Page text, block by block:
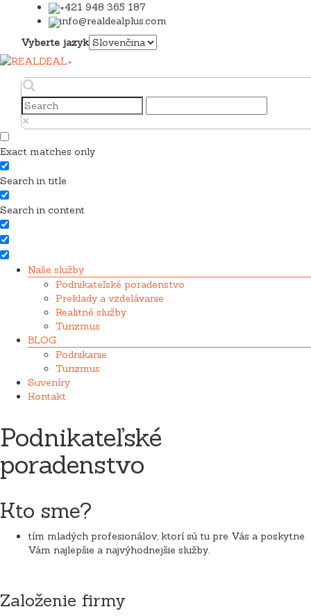
+421 948 365 187
info@realdealplus.com
Vyberte jazyk
Exact matches only
Search in title
Search in content
Naše služby
Podnikateľské poradenstvo
Preklady a vzdelávanie
Realitné služby
Turizmus
BLOG
Podnikanie
Turizmus
Suveníry
Kontakt
Podnikateľské
poradenstvo
Kto sme?
tím mladých profesionálov, ktorí sú tu pre Vás a poskytne
Vám najlepšie a najvýhodnejšie služby.
Založenie firmy